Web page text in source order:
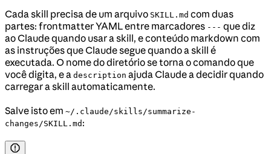
Cada skill precisa de um arquivo SKILL.md com duas
partes: frontmatter YAML entre marcadores --- que diz
ao Claude quando usar a skill, e conteúdo markdown com
as instruções que Claude segue quando a skill é
executada. O nome do diretório se torna o comando que
você digita, e a description ajuda Claude a decidir quando
carregar a skill automaticamente.
Salve isto em ~/.claude/skills/summarize-
changes/SKILL.md :